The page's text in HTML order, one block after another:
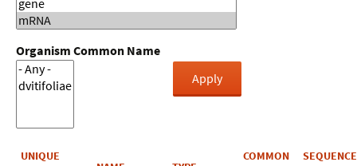
Organism Common Name
UNIQUE
COMMON
SEQUENCE